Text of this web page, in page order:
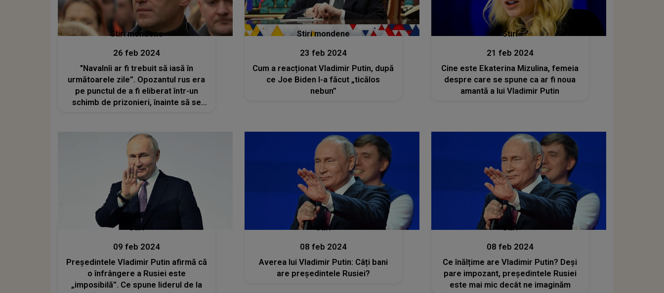
Stiri mondene
26 feb 2024
"Navalnîi ar fi trebuit să iasă în
următoarele zile”. Opozantul rus era
pe punctul de a fi eliberat într-un
schimb de prizonieri, înainte să se
Stiri mondene
23 feb 2024
Cum a reacționat Vladimir Putin, după
ce Joe Biden l-a făcut „ticălos
nebun”
Stiri
21 feb 2024
Cine este Ekaterina Mizulina, femeia
despre care se spune ca ar fi noua
amantă a lui Vladimir Putin
Stiri
09 feb 2024
Președintele Vladimir Putin afirmă că
o înfrângere a Rusiei este
„imposibilă”. Ce spune liderul de la
Stiri
08 feb 2024
Averea lui Vladimir Putin: Câți bani
are președintele Rusiei?
Stiri
08 feb 2024
Ce înălțime are Vladimir Putin? Deși
pare impozant, președintele Rusiei
este mai mic decât ne imaginăm